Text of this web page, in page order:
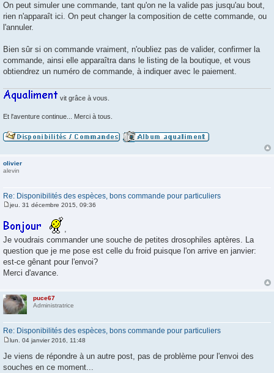
On peut simuler une commande, tant qu'on ne la valide pas jusqu'au bout,
rien n'apparaît ici. On peut changer la composition de cette commande, ou
l'annuler.
Bien sûr si on commande vraiment, n'oubliez pas de valider, confirmer la
commande, ainsi elle apparaîtra dans le listing de la boutique, et vous
obtiendrez un numéro de commande, à indiquer avec le paiement.
vit grâce à vous.
Et l'aventure continue... Merci à tous.
olivier
alevin
Re: Disponibilités des espèces, bons commande pour particuliers
s
a
e
jeu. 31 décembre 2015, 09:36
,
Je voudrais commander une souche de petites drosophiles aptères. La
question que je me pose est celle du froid puisque l'on arrive en janvier:
est-ce gênant pour l'envoi?
Merci d'avance.
puce67
Administratrice
Re: Disponibilités des espèces, bons commande pour particuliers
s
s
lun. 04 janvier 2016, 11:48
Je viens de répondre à un autre post, pas de problème pour l'envoi des
souches en ce moment...